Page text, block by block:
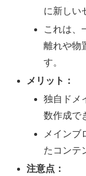
に新しい
これは、
離れや物
す。
メリット：
独自ドメ
数作成で
メインブ
たコンテ
注意点：